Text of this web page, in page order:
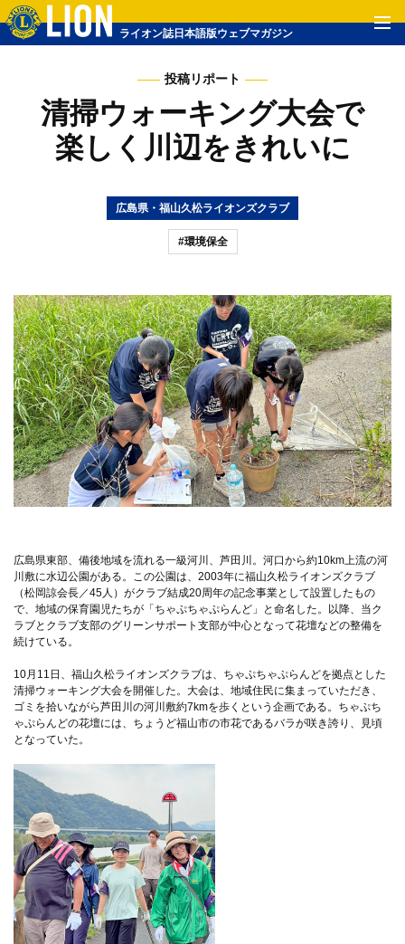
ライオン誌日本語版ウェブマガジン
投稿リポート
清掃ウォーキング大会で
楽しく川辺をきれいに
広島県・福山久松ライオンズクラブ
#環境保全
広島県東部、備後地域を流れる一級河川、芦田川。河口から約10km上流の河
川敷に水辺公園がある。この公園は、2003年に福山久松ライオンズクラブ
（松岡諒会長／45人）がクラブ結成20周年の記念事業として設置したもの
で、地域の保育園児たちが「ちゃぷちゃぷらんど」と命名した。以降、当ク
ラブとクラブ支部のグリーンサポート支部が中心となって花壇などの整備を
続けている。
10月11日、福山久松ライオンズクラブは、ちゃぷちゃぷらんどを拠点とした
清掃ウォーキング大会を開催した。大会は、地域住民に集まっていただき、
ゴミを拾いながら芦田川の河川敷約7kmを歩くという企画である。ちゃぷち
ゃぷらんどの花壇には、ちょうど福山市の市花であるバラが咲き誇り、見頃
となっていた。